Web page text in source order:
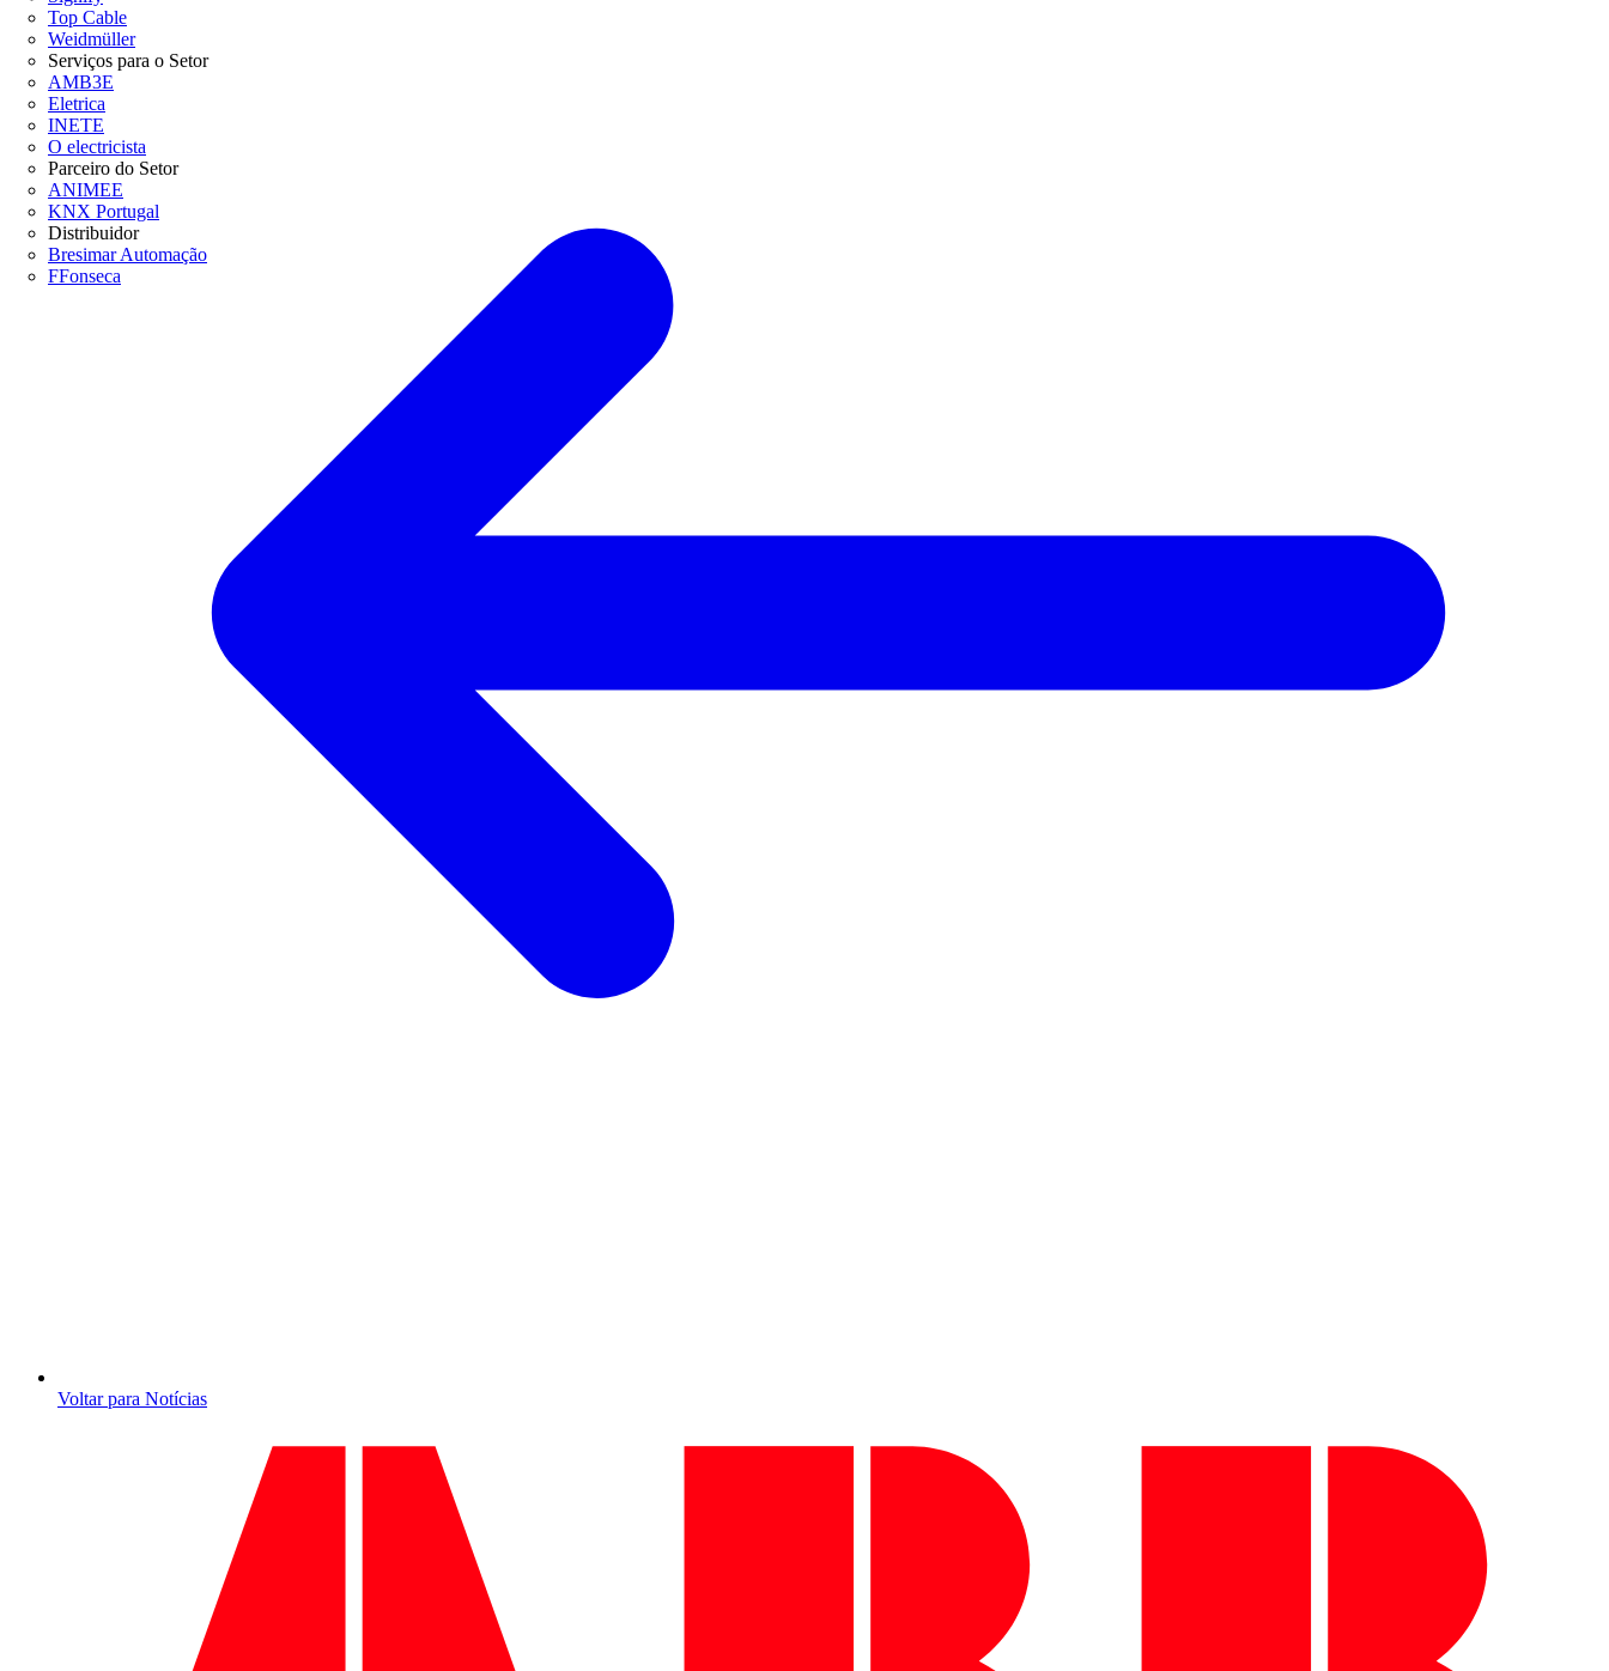
Top Cable
Weidmüller
Serviços para o Setor
AMB3E
Eletrica
INETE
O electricista
Parceiro do Setor
ANIMEE
KNX Portugal
Distribuidor
Bresimar Automação
FFonseca
Voltar para Notícias